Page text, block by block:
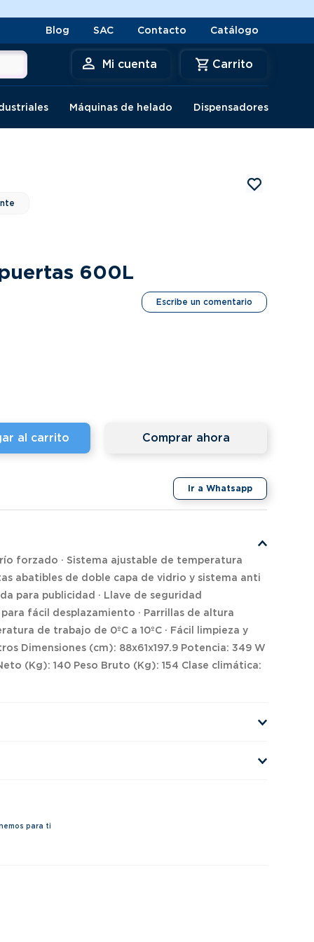
Blog SAC Contacto Catálogo
Mi cuenta
Máquinas de helado Dispensadores
600L
Escribe un comentario
al carrito Comprar ahora
Ir a Whatsapp
forzado · Sistema ajustable de temperatura
abatibles de doble capa de vidrio y sistema anti
para publicidad · Llave de seguridad
fácil desplazamiento · Parrillas de altura
de trabajo de 0ºC a 10ºC · Fácil limpieza y
Dimensiones (cm): 88x61x197.9 Potencia: 349 W
(Kg): 140 Peso Bruto (Kg): 154 Clase climática:
para ti